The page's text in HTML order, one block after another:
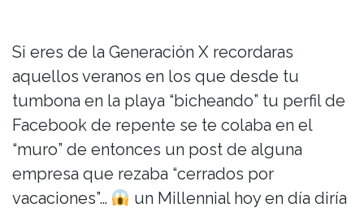
Si eres de la Generación X recordaras
aquellos veranos en los que desde tu
tumbona en la playa “bicheando” tu perfil de
Facebook de repente se te colaba en el
“muro” de entonces un post de alguna
empresa que rezaba “cerrados por
vacaciones”…
un Millennial hoy en día diría